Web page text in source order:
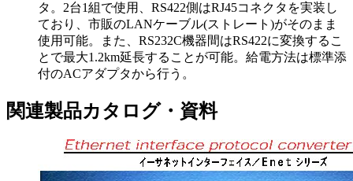
タ。2台1組で使用、RS422側はRJ45コネクタを実装し
ており、市販のLANケーブル(ストレート)がそのまま
使用可能。また、RS232C機器間はRS422に変換するこ
とで最大1.2km延長することが可能。給電方法は標準添
付のACアダプタから行う。
関連製品カタログ・資料